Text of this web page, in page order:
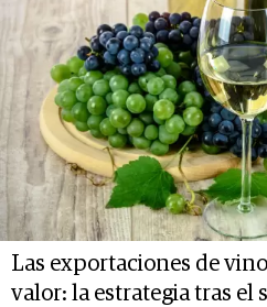
Las exportaciones de
valor: la estrategia tras el